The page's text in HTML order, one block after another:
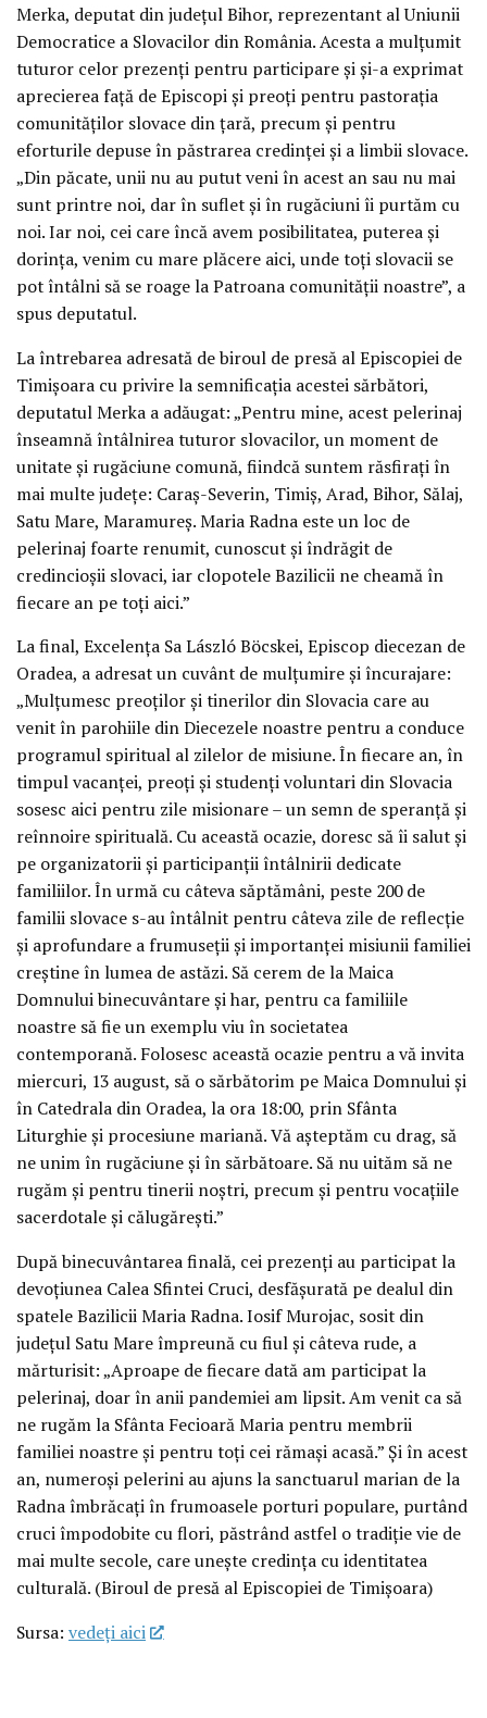
Merka, deputat din județul Bihor, reprezentant al Uniunii
Democratice a Slovacilor din România. Acesta a mulțumit
tuturor celor prezenți pentru participare și și-a exprimat
aprecierea față de Episcopi și preoți pentru pastorația
comunităților slovace din țară, precum și pentru
eforturile depuse în păstrarea credinței și a limbii slovace.
„Din păcate, unii nu au putut veni în acest an sau nu mai
sunt printre noi, dar în suflet și în rugăciuni îi purtăm cu
noi. Iar noi, cei care încă avem posibilitatea, puterea și
dorința, venim cu mare plăcere aici, unde toți slovacii se
pot întâlni să se roage la Patroana comunității noastre”, a
spus deputatul.
La întrebarea adresată de biroul de presă al Episcopiei de
Timișoara cu privire la semnificația acestei sărbători,
deputatul Merka a adăugat: „Pentru mine, acest pelerinaj
înseamnă întâlnirea tuturor slovacilor, un moment de
unitate și rugăciune comună, fiindcă suntem răsfirați în
mai multe județe: Caraș-Severin, Timiș, Arad, Bihor, Sălaj,
Satu Mare, Maramureș. Maria Radna este un loc de
pelerinaj foarte renumit, cunoscut și îndrăgit de
credincioșii slovaci, iar clopotele Bazilicii ne cheamă în
fiecare an pe toți aici.”
La final, Excelența Sa László Böcskei, Episcop diecezan de
Oradea, a adresat un cuvânt de mulțumire și încurajare:
„Mulțumesc preoților și tinerilor din Slovacia care au
venit în parohiile din Diecezele noastre pentru a conduce
programul spiritual al zilelor de misiune. În fiecare an, în
timpul vacanței, preoți și studenți voluntari din Slovacia
sosesc aici pentru zile misionare – un semn de speranță și
reînnoire spirituală. Cu această ocazie, doresc să îi salut și
pe organizatorii și participanții întâlnirii dedicate
familiilor. În urmă cu câteva săptămâni, peste 200 de
familii slovace s-au întâlnit pentru câteva zile de reflecție
și aprofundare a frumuseții și importanței misiunii familiei
creștine în lumea de astăzi. Să cerem de la Maica
Domnului binecuvântare și har, pentru ca familiile
noastre să fie un exemplu viu în societatea
contemporană. Folosesc această ocazie pentru a vă invita
miercuri, 13 august, să o sărbătorim pe Maica Domnului și
în Catedrala din Oradea, la ora 18:00, prin Sfânta
Liturghie și procesiune mariană. Vă așteptăm cu drag, să
ne unim în rugăciune și în sărbătoare. Să nu uităm să ne
rugăm și pentru tinerii noștri, precum și pentru vocațiile
sacerdotale și călugărești.”
După binecuvântarea finală, cei prezenți au participat la
devoțiunea Calea Sfintei Cruci, desfășurată pe dealul din
spatele Bazilicii Maria Radna. Iosif Murojac, sosit din
județul Satu Mare împreună cu fiul și câteva rude, a
mărturisit: „Aproape de fiecare dată am participat la
pelerinaj, doar în anii pandemiei am lipsit. Am venit ca să
ne rugăm la Sfânta Fecioară Maria pentru membrii
familiei noastre și pentru toți cei rămași acasă.” Și în acest
an, numeroși pelerini au ajuns la sanctuarul marian de la
Radna îmbrăcați în frumoasele porturi populare, purtând
cruci împodobite cu flori, păstrând astfel o tradiție vie de
mai multe secole, care unește credința cu identitatea
culturală. (Biroul de presă al Episcopiei de Timișoara)
Sursa: vedeţi aici